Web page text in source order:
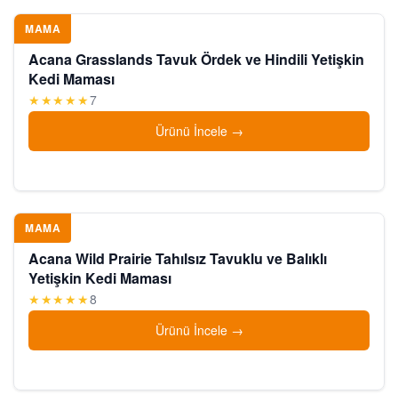
MAMA
Acana Grasslands Tavuk Ördek ve Hindili Yetişkin
Kedi Maması
★★★★★7
Ürünü İncele
MAMA
Acana Wild Prairie Tahılsız Tavuklu ve Balıklı
Yetişkin Kedi Maması
★★★★★8
Ürünü İncele